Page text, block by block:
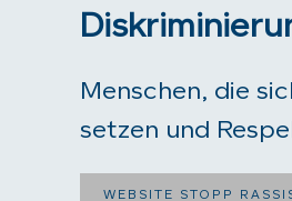
Menschen, die
setzen und
WEBSITE STOPP